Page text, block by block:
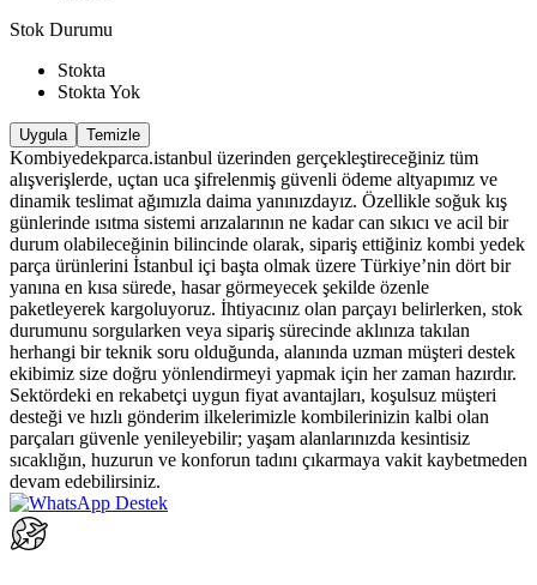
Stok Durumu
Stokta
Stokta Yok
Uygula Temizle
Kombiyedekparca.istanbul üzerinden gerçekleştireceğiniz tüm
alışverişlerde, uçtan uca şifrelenmiş güvenli ödeme altyapımız ve
dinamik teslimat ağımızla daima yanınızdayız. Özellikle soğuk kış
günlerinde ısıtma sistemi arızalarının ne kadar can sıkıcı ve acil bir
durum olabileceğinin bilincinde olarak, sipariş ettiğiniz kombi yedek
parça ürünlerini İstanbul içi başta olmak üzere Türkiye’nin dört bir
yanına en kısa sürede, hasar görmeyecek şekilde özenle
paketleyerek kargoluyoruz. İhtiyacınız olan parçayı belirlerken, stok
durumunu sorgularken veya sipariş sürecinde aklınıza takılan
herhangi bir teknik soru olduğunda, alanında uzman müşteri destek
ekibimiz size doğru yönlendirmeyi yapmak için her zaman hazırdır.
Sektördeki en rekabetçi uygun fiyat avantajları, koşulsuz müşteri
desteği ve hızlı gönderim ilkelerimizle kombilerinizin kalbi olan
parçaları güvenle yenileyebilir; yaşam alanlarınızda kesintisiz
sıcaklığın, huzurun ve konforun tadını çıkarmaya vakit kaybetmeden
devam edebilirsiniz.